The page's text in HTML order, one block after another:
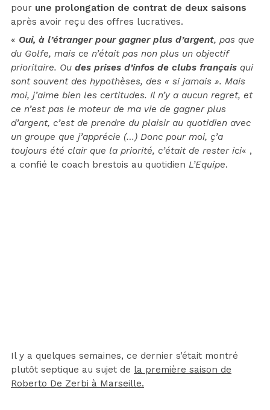
pour une prolongation de contrat de deux saisons
après avoir reçu des offres lucratives.
« Oui, à l’étranger pour gagner plus d’argent, pas que
du Golfe, mais ce n’était pas non plus un objectif
prioritaire. Ou des prises d’infos de clubs français qui
sont souvent des hypothèses, des « si jamais ». Mais
moi, j’aime bien les certitudes. Il n’y a aucun regret, et
ce n’est pas le moteur de ma vie de gagner plus
d’argent, c’est de prendre du plaisir au quotidien avec
un groupe que j’apprécie (…) Donc pour moi, ç’a
toujours été clair que la priorité, c’était de rester ici« ,
a confié le coach brestois au quotidien L’Equipe.
Il y a quelques semaines, ce dernier s’était montré
plutôt septique au sujet de la première saison de
Roberto De Zerbi à Marseille.